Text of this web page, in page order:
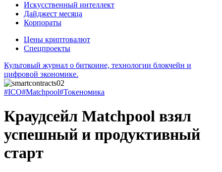
Искусственный интеллект
Дайджест месяца
Корпораты
Цены криптовалют
Спецпроекты
Культовый журнал о биткоине, технологии блокчейн и
цифровой экономике.
#ICO#Matchpool#Токеномика
Краудсейл Matchpool взял
успешный и продуктивный
старт